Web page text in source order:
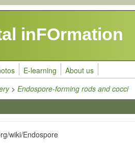
inFOrmation
E-learning About us
>Endospore-forming rods and cocci
wiki/Endospore